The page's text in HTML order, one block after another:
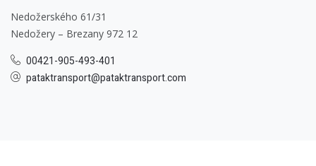
Nedožerského 61/31
Nedožery – Brezany 972 12
00421-905-493-401
pataktransport@pataktransport.com